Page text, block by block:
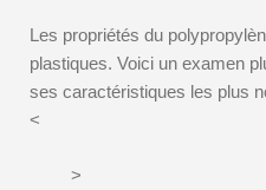
Les propriétés du
plastiques. Voici un examen
ses caractéristiques les plus
<
>